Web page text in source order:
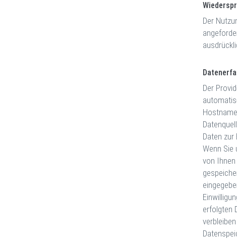
Der
Der
Daten
Wenn
von
erfolgten